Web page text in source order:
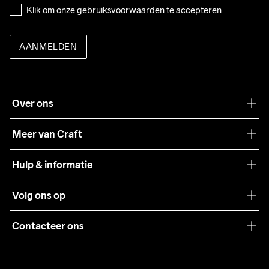
Klik om onze gebruiksvoorwaarden te accepteren
AANMELDEN
Over ons
Meer van Craft
Teamwear
Samenwerkingen
Pers
Hulp & informatie
Algemene voorwaarden
Retour
Volg ons op
Contacteer ons